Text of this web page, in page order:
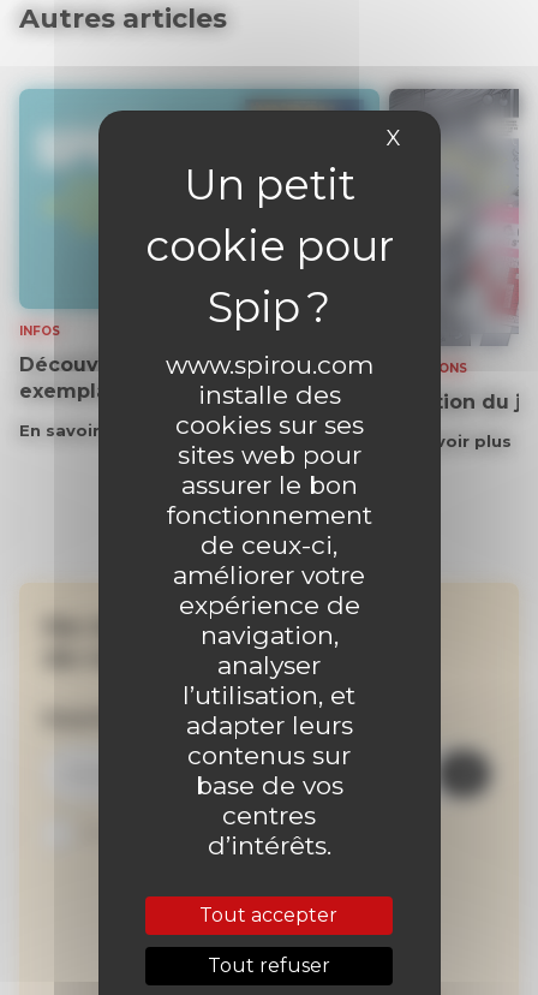
www.spirou.com
installe des
cookies sur ses
sites web pour
assurer le bon
fonctionnement
de ceux-ci,
améliorer votre
expérience de
navigation,
analyser
l’utilisation, et
adapter leurs
contenus sur
base de vos
centres
d’intérêts.
Tout accepter
Tout refuser
X Masquer le
Autres articles
INFOS
Découvrez gratuitement un
exemplaire du journal !
En savoir plus
SOLUTIONS
Solution du
En savoir plus
Ne manquez aucune
de nos actualités !
Inscrivez-vous à la newsletter
Je suis abonné au site